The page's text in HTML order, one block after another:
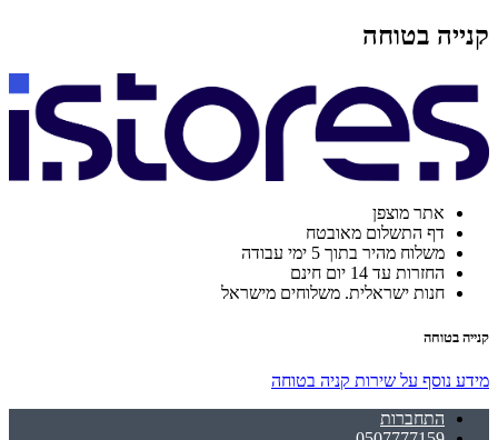
קנייה בטוחה
אתר מוצפן
דף התשלום מאובטח
משלוח מהיר בתוך 5 ימי עבודה
החזרות עד 14 יום חינם
חנות ישראלית. משלוחים מישראל
קנייה בטוחה
מידע נוסף על שירות קניה בטוחה
התחברות